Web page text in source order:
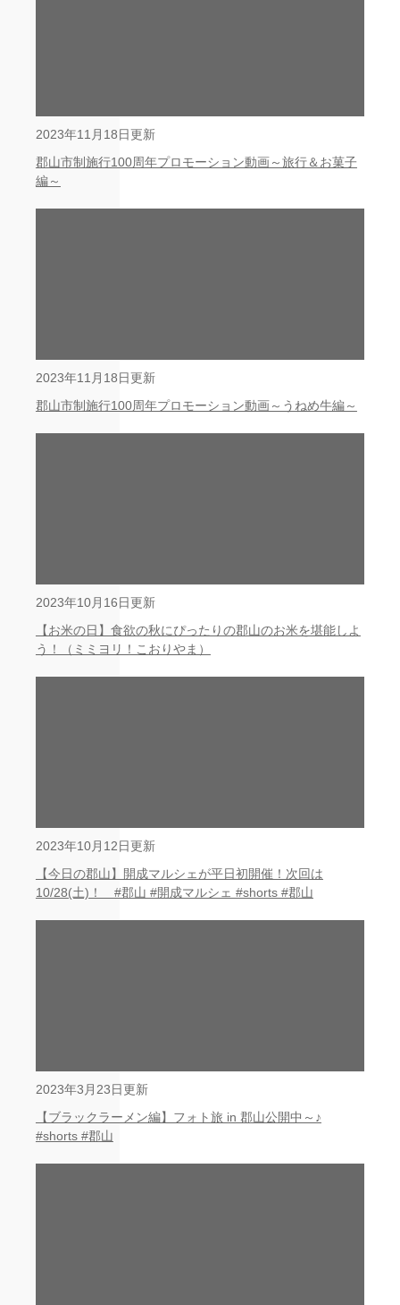
2023年11月18日更新
郡山市制施行100周年プロモーション動画～旅行＆お菓子
編～
2023年11月18日更新
郡山市制施行100周年プロモーション動画～うねめ牛編～
2023年10月16日更新
【お米の日】食欲の秋にぴったりの郡山のお米を堪能しよ
う！（ミミヨリ！こおりやま）
2023年10月12日更新
【今日の郡山】開成マルシェが平日初開催！次回は
10/28(土)！ #郡山 #開成マルシェ #shorts #郡山
2023年3月23日更新
【ブラックラーメン編】フォト旅 in 郡山公開中～♪
#shorts #郡山